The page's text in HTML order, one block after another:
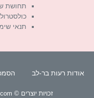
תחושת
תנאי
אודות רעות בר-לב
זכויות יוצרים © www.reutbarlev.com / זכויות יוצרים © רעות בר-לב